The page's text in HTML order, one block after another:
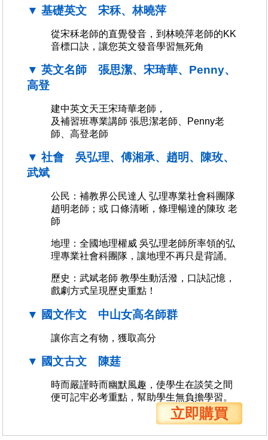
▼ 基礎英文 宋秝、林曉萍
從宋秝老師的直覺發音，到林曉萍老師的KK
音標口訣，讓您英文發音學習無死角
▼ 英文名師 張思潔、宋琦華、Penny、
高登
建中英文天王宋琦華老師，
及補習班專業講師 張思潔老師、Penny老
師、高登老師
▼ 社會 吳弘理、傅湘承、趙明、陳玫、
武斌
公民：補教界公民達人 弘理專業社會科團隊
趙明老師；或 口條清晰，條理暢達的陳玫 老
師
地理：全國地理權威 吳弘理老師所率領的弘
理專業社會科團隊，讓地理不再只是背誦。
歷史：武斌老師 教學生動活潑，口訣記憶，
戲劇方式呈現歷史重點！
▼ 國文作文 中山女高名師群
讓你言之有物，獲取高分
▼ 國文古文 陳莛
時而嚴謹時而幽默風趣，使學生在談笑之間
便可記牢必考重點，幫助學生無負擔學習。
立即購買